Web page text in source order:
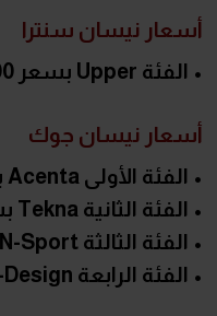
أسعار نيسان سنترا
• الفئة Upper بسعر 899,000 جنيه
أسعار نيسان جوك
• الفئة الأولى Acenta بسعر 1,075,000 جنيه
• الفئة الثانية Tekna بسعر 1,175,000 جنيه
• الفئة الثالثة N-Sport بسعر 1,225,000 جنيه
• الفئة الرابعة N-Design بسعر 1,225,000 جنيه